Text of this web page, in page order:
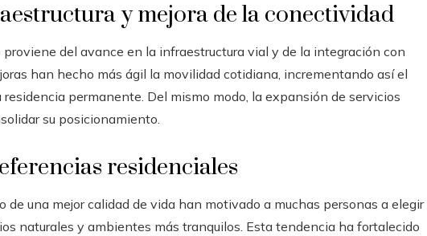
y mejora de la conectividad
del avance en la infraestructura vial y de la integración con
han hecho más ágil la movilidad cotidiana, incrementando así el
permanente. Del mismo modo, la expansión de servicios
su posicionamiento.
residenciales
de una mejor calidad de vida han motivado a muchas personas a elegir
naturales y ambientes más tranquilos. Esta tendencia ha fortalecido